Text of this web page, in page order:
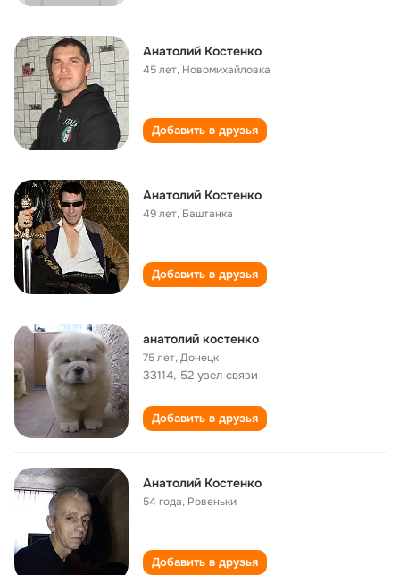
Анатолий Костенко
45 лет, Новомихайловка
Добавить в друзья
Анатолий Костенко
49 лет, Баштанка
Добавить в друзья
анатолий костенко
75 лет,Донецк
33114, 52 узел связи
Добавить в друзья
Анатолий Костенко
54 года, Ровеньки
Добавить в друзья